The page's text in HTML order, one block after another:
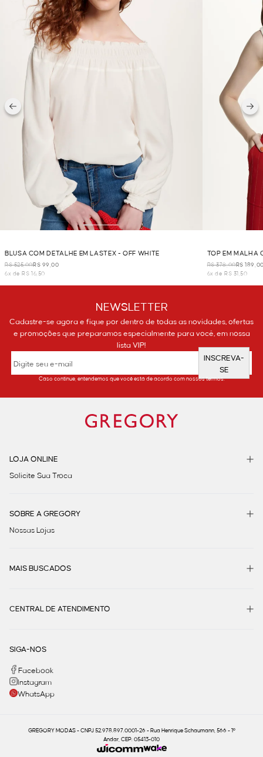
BLUSA COM DETALHE EM LASTEX - OFF WHITE
R$ 525,00R$ 99,00
6x de R$ 16,50
TOP EM MALHA
R$ 378,00R$
6x de R$ 31,50
NEWSLETTER
Cadastre-se agora e fique por dentro de todas as novidades, ofertas
e promoções que preparamos especialmente para você, em nossa
lista VIP!
INSCREVA-
SE
Caso continue, entendemos que você está de acordo com nossos termos.
LOJA ONLINE
Solicite Sua Troca
SOBRE A GREGORY
Nossas Lojas
MAIS BUSCADOS
CENTRAL DE ATENDIMENTO
SIGA-NOS
Facebook
Instagram
WhatsApp
GREGORY MODAS - CNPJ 52.978.897.0001-26 - Rua Henrique Schaumann, 566 - 1º
Andar, CEP: 05413-010